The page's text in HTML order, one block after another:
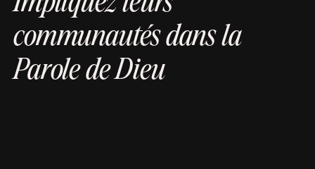
communautés dans la
Parole de Dieu